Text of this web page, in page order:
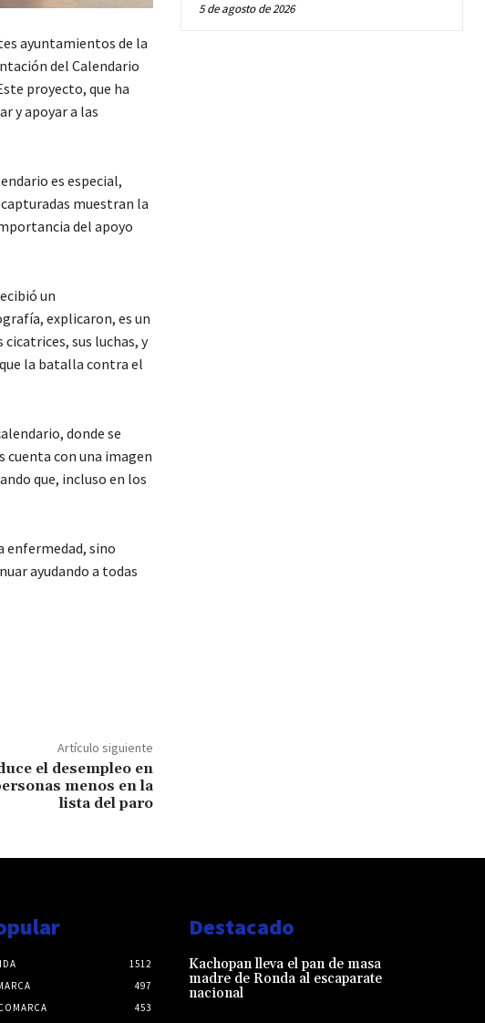
ayuntamientos de la
del Calendario
proyecto, que ha
y apoyar a las
es especial,
muestran la
del apoyo
un
explicaron, es un
sus luchas, y
la batalla contra el
donde se
cuenta con una imagen
que, incluso en los
enfermedad, sino
ayudando a todas
Artículo siguiente
el desempleo en
menos en la
lista del paro
5 de agosto de 2026
1512
497
453
Destacado
Kachopan lleva el pan de masa
madre de Ronda al escaparate
nacional